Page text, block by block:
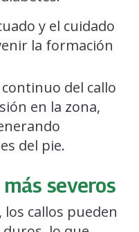
del callo
en la zona,
del pie.
severos
callos pueden